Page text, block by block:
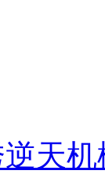
天机